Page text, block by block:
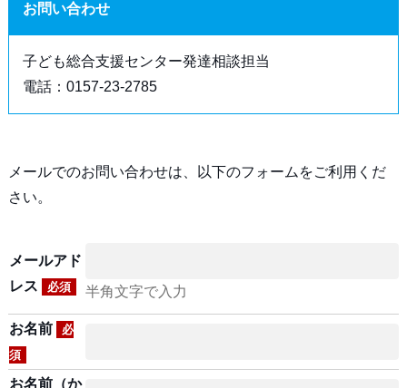
お問い合わせ
子ども総合支援センター発達相談担当
電話：0157-23-2785
メールでのお問い合わせは、以下のフォームをご利用くだ
さい。
メールアド
レス
必須 半角文字で入力
お名前
必
須
お名前（か